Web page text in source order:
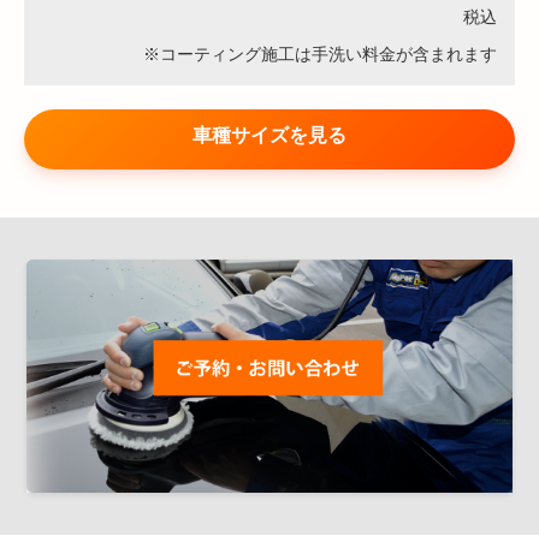
税込
※コーティング施工は手洗い料金が含まれます
車種サイズを見る